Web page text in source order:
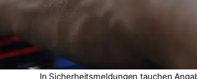
In Sicherheitsmeldungen tauchen